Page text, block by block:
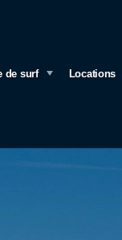
de surf Locations